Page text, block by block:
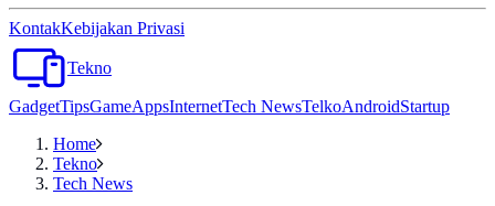
KontakKebijakan Privasi
Tekno
GadgetTipsGameAppsInternetTech NewsTelkoAndroidStartup
Home
Tekno
Tech News